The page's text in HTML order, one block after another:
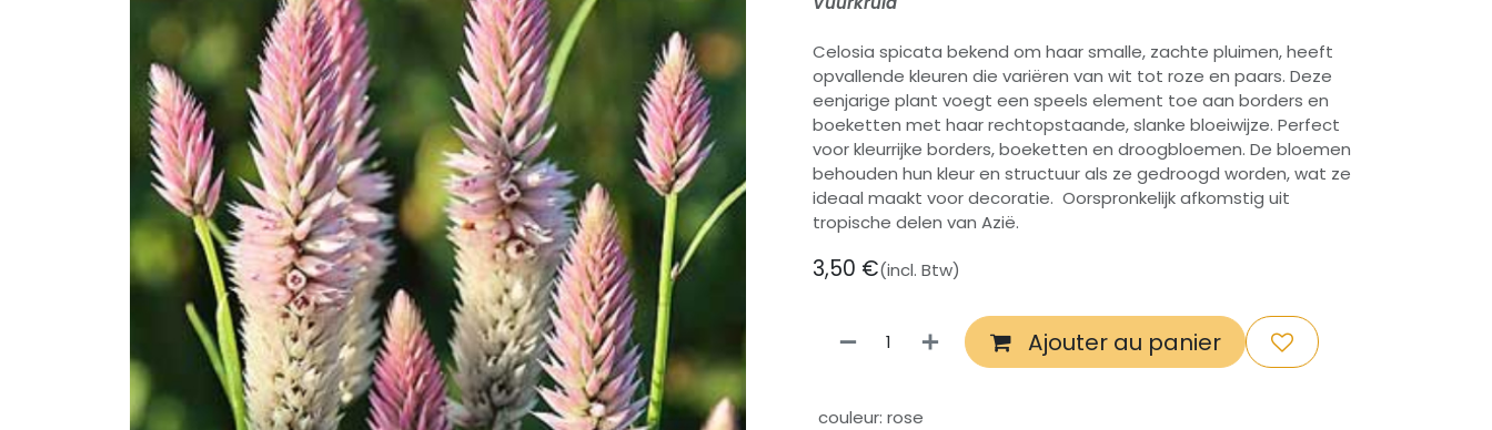
Celosia spicata bekend om haar smalle, zachte pluimen, heeft
opvallende kleuren die variëren van wit tot roze en paars. Deze
eenjarige plant voegt een speels element toe aan borders en
boeketten met haar rechtopstaande, slanke bloeiwijze. Perfect
voor kleurrijke borders, boeketten en droogbloemen. De bloemen
behouden hun kleur en structuur als ze gedroogd worden, wat ze
ideaal maakt voor decoratie. Oorspronkelijk afkomstig uit
tropische delen van Azië.
3,50 €(incl. Btw)
Ajouter au panier
couleur: rose